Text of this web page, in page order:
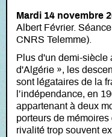
Mardi 14 novembre
Albert Février.
CNRS Telemme).
Plus d'un demi-siècle
d'Algérie », les
sont légataires de la
l’indépendance, en
appartenant à deux
porteurs de mémoires
rivalité trop souvent